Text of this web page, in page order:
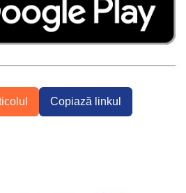
Copiază linkul